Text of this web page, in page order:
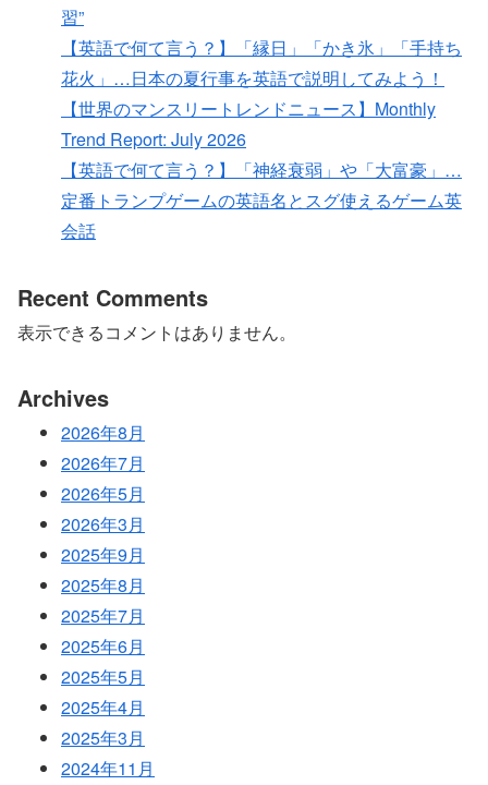
習”
【英語で何て言う？】「縁日」「かき氷」「手持ち
花火」…日本の夏行事を英語で説明してみよう！
【世界のマンスリートレンドニュース】Monthly
Trend Report: July 2026
【英語で何て言う？】「神経衰弱」や「大富豪」…
定番トランプゲームの英語名とスグ使えるゲーム英
会話
Recent Comments
表示できるコメントはありません。
Archives
2026年8月
2026年7月
2026年5月
2026年3月
2025年9月
2025年8月
2025年7月
2025年6月
2025年5月
2025年4月
2025年3月
2024年11月